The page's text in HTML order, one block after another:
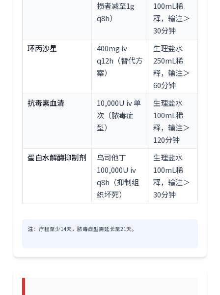
损者减至1g
q8h）
100mL稀
释，输注＞
30分钟
环丙沙星
400mg iv
q12h（替代方
案）
生理盐水
250mL稀
释，输注＞
60分钟
抗毒素血清
10,000U iv 单
次（脓毒症
型）
生理盐水
100mL稀
释，输注＞
120分钟
蛋白水解酶抑制剂
乌司他丁
100,000U iv
q8h（抑制组
织坏死）
生理盐水
100mL稀
释，输注＞
30分钟
注 ：疗程至少14天，脓毒症型需延长至21天。